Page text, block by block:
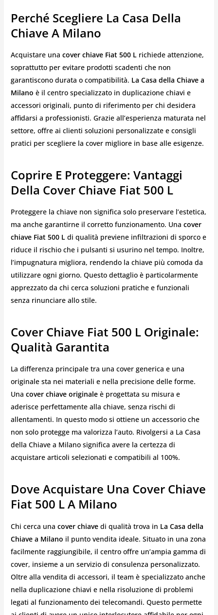
Perché Scegliere La Casa Della
Chiave A Milano
Acquistare una cover chiave Fiat 500 Lrichiede attenzione,
soprattutto per evitare prodotti scadenti che non
garantiscono durata o compatibilità. La Casa della Chiave a
Milano è il centro specializzato in duplicazione chiavi e
accessori originali, punto di riferimento per chi desidera
affidarsi a professionisti. Grazie all’esperienza maturata nel
settore, offre ai clienti soluzioni personalizzate e consigli
pratici per scegliere la cover migliore in base alle esigenze.
Coprire E Proteggere: Vantaggi
Della Cover Chiave Fiat 500 L
Proteggere la chiave non significa solo preservare l’estetica,
ma anche garantirne il corretto funzionamento. Una cover
chiave Fiat 500 Ldi qualità previene infiltrazioni di sporco e
riduce il rischio che i pulsanti si usurino nel tempo. Inoltre,
l’impugnatura migliora, rendendo la chiave più comoda da
utilizzare ogni giorno. Questo dettaglio è particolarmente
apprezzato da chi cerca soluzioni pratiche e funzionali
senza rinunciare allo stile.
Cover Chiave Fiat 500 L Originale:
Qualità Garantita
La differenza principale tra una cover generica e una
originale sta nei materiali e nella precisione delle forme.
Una cover chiave originaleè progettata su misura e
aderisce perfettamente alla chiave, senza rischi di
allentamenti. In questo modo si ottiene un accessorio che
non solo protegge ma valorizza l’auto. Rivolgersi a La Casa
della Chiave a Milano significa avere la certezza di
acquistare articoli selezionati e compatibili al 100%.
Dove Acquistare Una Cover Chiave
Fiat 500 L A Milano
Chi cerca una cover chiavedi qualità trova in La Casa della
Chiave a Milano il punto vendita ideale. Situato in una zona
facilmente raggiungibile, il centro offre un’ampia gamma di
cover, insieme a un servizio di consulenza personalizzato.
Oltre alla vendita di accessori, il team è specializzato anche
nella duplicazione chiavi e nella risoluzione di problemi
legati al funzionamento dei telecomandi. Questo permette